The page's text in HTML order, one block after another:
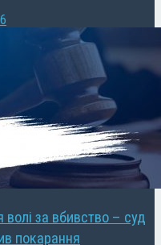
волі за вбивство – суд
покарання